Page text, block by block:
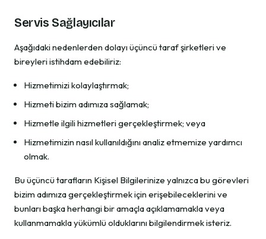
Servis Sağlayıcılar
Aşağıdaki nedenlerden dolayı üçüncü taraf şirketleri ve
bireyleri istihdam edebiliriz:
Hizmetimizi kolaylaştırmak;
Hizmeti bizim adımıza sağlamak;
Hizmetle ilgili hizmetleri gerçekleştirmek; veya
Hizmetimizin nasıl kullanıldığını analiz etmemize yardımcı
olmak.
Bu üçüncü tarafların Kişisel Bilgilerinize yalnızca bu görevleri
bizim adımıza gerçekleştirmek için erişebileceklerini ve
bunları başka herhangi bir amaçla açıklamamakla veya
kullanmamakla yükümlü olduklarını bilgilendirmek isteriz.